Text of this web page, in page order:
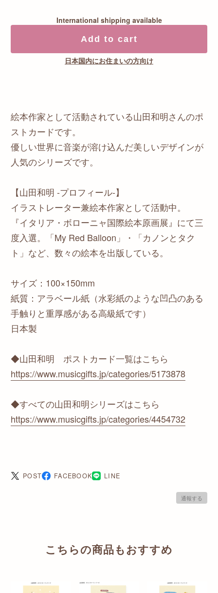
International shipping available
Add to cart
日本国内にお住まいの方向け
絵本作家として活動されている山田和明さんのポ
ストカードです。
優しい世界に音楽が溶け込んだ美しいデザインが
人気のシリーズです。
【山田和明 -プロフィール-】
イラストレーター兼絵本作家として活動中。
『イタリア・ボローニャ国際絵本原画展』にて三
度入選。「My Red Balloon」・「カノンとタク
ト」など、数々の絵本を出版している。
サイズ：100×150mm
紙質：アラベール紙（水彩紙のような凹凸のある
手触りと重厚感がある高級紙です）
日本製
◆山田和明 ポストカード一覧はこちら
https://www.musicgifts.jp/categories/5173878
◆すべての山田和明シリーズはこちら
https://www.musicgifts.jp/categories/4454732
POST FACEBOOK LINE
通報する
こちらの商品もおすすめ